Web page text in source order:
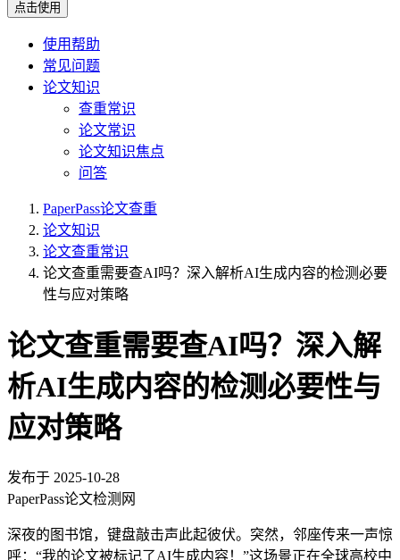
点击使用
使用帮助
常见问题
论文知识
查重常识
论文常识
论文知识焦点
问答
PaperPass论文查重
论文知识
论文查重常识
论文查重需要查AI吗？深入解析AI生成内容的检测必要
性与应对策略
论文查重需要查AI吗？深入解
析AI生成内容的检测必要性与
应对策略
发布于 2025-10-28
PaperPass论文检测网
深夜的图书馆，键盘敲击声此起彼伏。突然，邻座传来一声惊
呼：“我的论文被标记了AI生成内容！”这场景正在全球高校中